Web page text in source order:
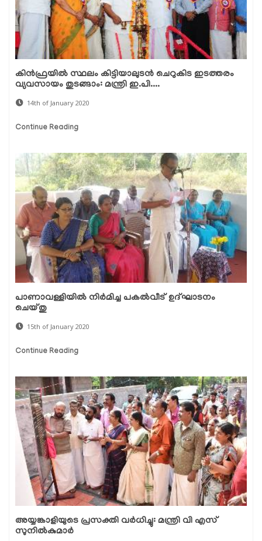
കിന്‍ഫ്രയില്‍ സ്ഥലം കിട്ടിയാലുടന്‍ ചെറുകിട ഇടത്തരം
വ്യവസായം തുടങ്ങാം: മന്ത്രി ഇ.പി....
14th of January 2020
Continue Reading
പാണാവള്ളിയില്‍ നിര്‍മിച്ച പകല്‍വീട് ഉദ്ഘാടനം
ചെയ്തു
15th of January 2020
Continue Reading
അയ്യങ്കാളിയുടെ പ്രസക്തി വര്‍ധിച്ചു: മന്ത്രി വി എസ്
സുനില്‍കുമാര്‍